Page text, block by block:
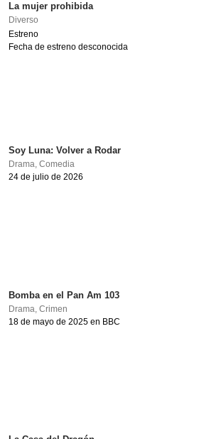
La mujer prohibida
Diverso
Estreno
Fecha de estreno desconocida
Soy Luna: Volver a Rodar
Drama,Comedia
24 de julio de 2026
Bomba en el Pan Am 103
Drama ,Crimen
18 de mayo de 2025 en BBC